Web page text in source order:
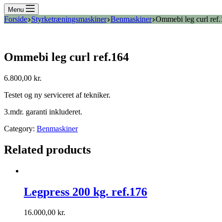
Menu
Forside Styrketræningsmaskiner Benmaskiner Ommebi leg curl
Ommebi leg curl ref.164
6.800,00 kr.
Testet og ny serviceret af tekniker.
3.mdr. garanti inkluderet.
Category: Benmaskiner
Related products
Legpress 200 kg. ref.176
16.000,00 kr.